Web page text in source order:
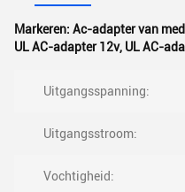
Markeren: Ac-adapter van
UL AC-adapter 12v, UL AC-
Uitgangsspanning:
Uitgangsstroom:
Vochtigheid: